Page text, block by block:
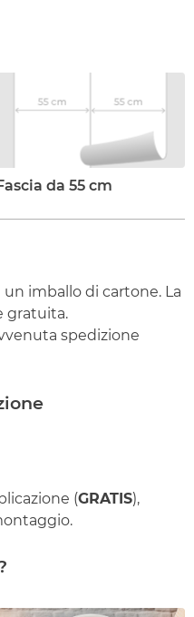
da 55 cm
imballo di cartone. La
gratuita.
spedizione
(GRATIS),